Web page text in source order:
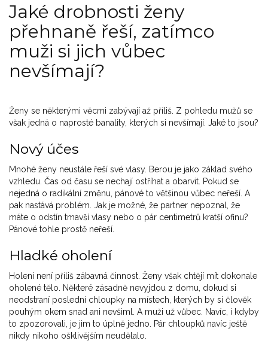
Jaké drobnosti ženy
přehnaně řeší, zatímco
muži si jich vůbec
nevšímají?
Ženy se některými věcmi zabývají až příliš. Z pohledu mužů se
však jedná o naprosté banality, kterých si nevšímají. Jaké to jsou?
Nový účes
Mnohé ženy neustále řeší své vlasy. Berou je jako základ svého
vzhledu. Čas od času se nechají ostříhat a obarvit. Pokud se
nejedná o radikální změnu, pánové to většinou vůbec neřeší. A
pak nastává problém. Jak je možné, že partner nepoznal, že
máte o odstín tmavší vlasy nebo o pár centimetrů kratší ofinu?
Pánové tohle prostě neřeší.
Hladké oholení
Holení není příliš zábavná činnost. Ženy však chtějí mít dokonale
oholené tělo. Některé zásadně nevyjdou z domu, dokud si
neodstraní poslední chloupky na místech, kterých by si člověk
pouhým okem snad ani nevšiml. A muži už vůbec. Navíc, i kdyby
to zpozorovali, je jim to úplně jedno. Pár chloupků navíc ještě
nikdy nikoho ošklivějším neudělalo.